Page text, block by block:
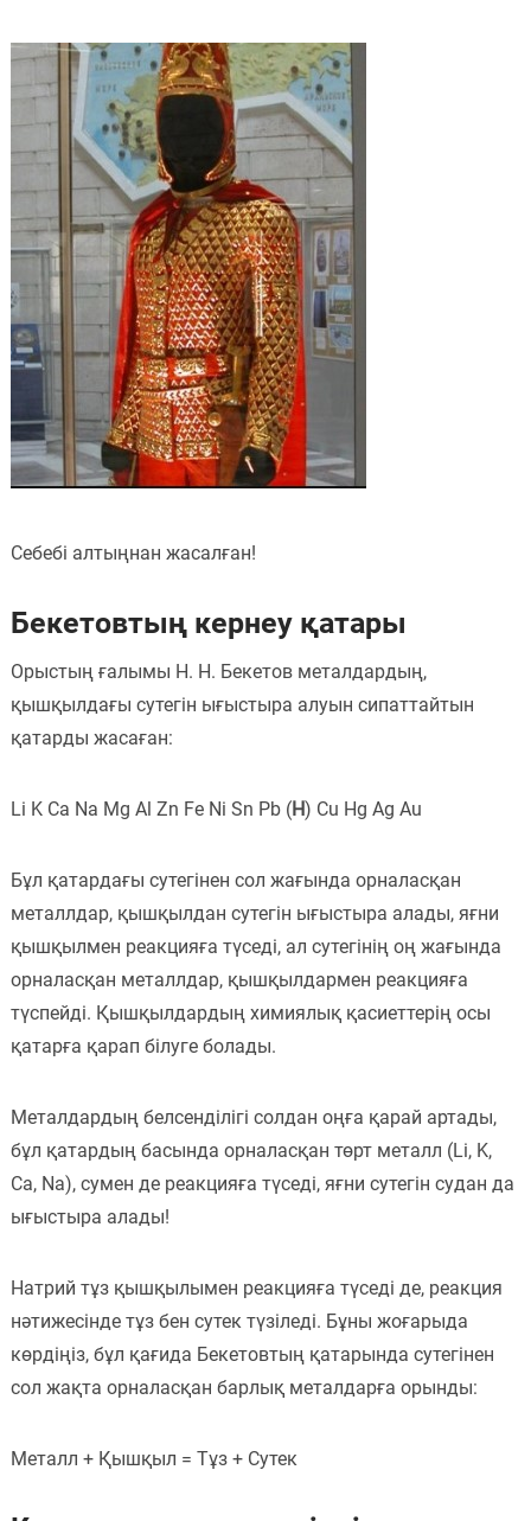
Себебі алтыңнан жасалған!
Бекетовтың кернеу қатары
Орыстың ғалымы Н. Н. Бекетов металдардың,
қышқылдағы сутегін ығыстыра алуын сипаттайтын
қатарды жасаған:
Li K Ca Na Mg Al Zn Fe Ni Sn Pb (H) Cu Hg Ag Au
Бұл қатардағы сутегінен сол жағында орналасқан
металлдар, қышқылдан сутегін ығыстыра алады, яғни
қышқылмен реакцияға түседі, ал сутегінің оң жағында
орналасқан металлдар, қышқылдармен реакцияға
түспейді. Қышқылдардың химиялық қасиеттерің осы
қатарға қарап білуге болады.
Металдардың белсенділігі солдан оңға қарай артады,
бұл қатардың басында орналасқан төрт металл (Li, K,
Ca, Na), сумен де реакцияға түседі, яғни сутегін судан да
ығыстыра алады!
Натрий тұз қышқылымен реакцияға түседі де, реакция
нәтижесінде тұз бен сутек түзіледі. Бұны жоғарыда
көрдіңіз, бұл қағида Бекетовтың қатарында сутегінен
сол жақта орналасқан барлық металдарға орынды:
Металл + Қышқыл = Тұз + Сутек